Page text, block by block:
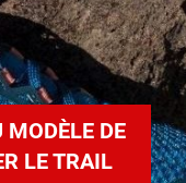
DE
LE TRAIL